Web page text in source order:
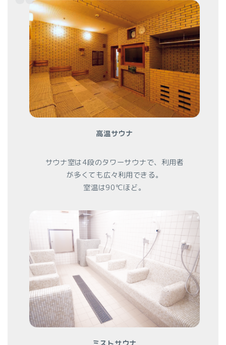
高温サウナ
サウナ室は4段のタワーサウナで、利用者
が多くても広々利用できる。
室温は90℃ほど。